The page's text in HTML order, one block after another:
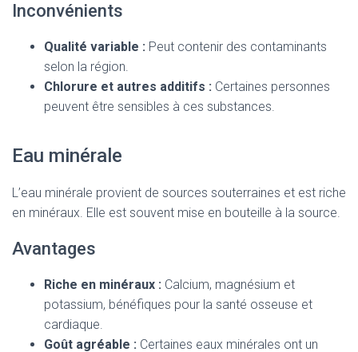
Inconvénients
Qualité variable : Peut contenir des contaminants
selon la région.
Chlorure et autres additifs : Certaines personnes
peuvent être sensibles à ces substances.
Eau minérale
L’eau minérale provient de sources souterraines et est riche
en minéraux. Elle est souvent mise en bouteille à la source.
Avantages
Riche en minéraux : Calcium, magnésium et
potassium, bénéfiques pour la santé osseuse et
cardiaque.
Goût agréable : Certaines eaux minérales ont un